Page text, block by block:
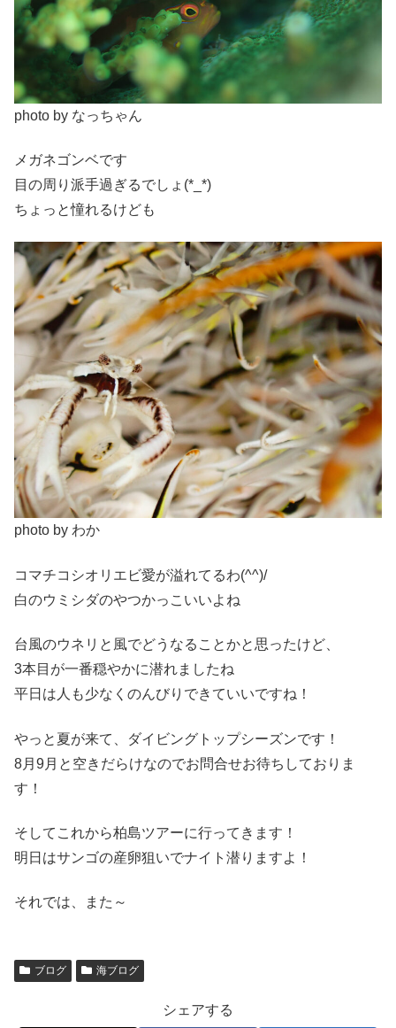
photo by なっちゃん
メガネゴンベです
目の周り派手過ぎるでしょ(*_*)
ちょっと憧れるけども
photo by わか
コマチコシオリエビ愛が溢れてるわ(^^)/
白のウミシダのやつかっこいいよね
台風のウネリと風でどうなることかと思ったけど、
3本目が一番穏やかに潜れましたね
平日は人も少なくのんびりできていいですね！
やっと夏が来て、ダイビングトップシーズンです！
8月9月と空きだらけなのでお問合せお待ちしておりま
す！
そしてこれから柏島ツアーに行ってきます！
明日はサンゴの産卵狙いでナイト潜りますよ！
それでは、また～
ブログ 海ブログ
シェアする